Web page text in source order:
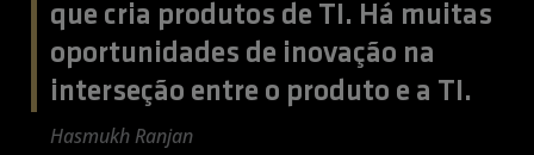
que cria produtos de TI. Há muitas
oportunidades de inovação na
interseção entre o produto e a TI.
Hasmukh Ranjan